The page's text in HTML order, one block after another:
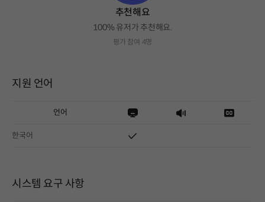
추천해요
100% 유저가 추천해요.
평가 참여 4명
지원 언어
언어
한국어
시스템 요구 사항